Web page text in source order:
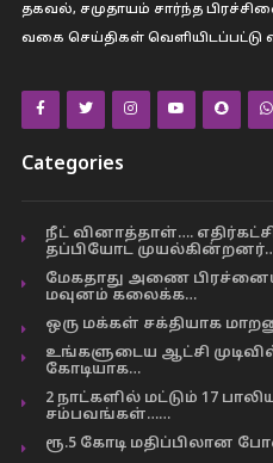
தகவல், சமுதாயம் சார்ந்த
வகை செய்திகள் வெளியிடப்பட்டு
Categories
நீட் வினாத்தாள்….
தப்பியோட
மேகதாது அணை
மவுனம் கலைக்க…
ஒரு மக்கள் சக்தியாக
உங்களுடைய ஆட்சி
கோடியாக…
2 நாட்களில் மட்டும் 17
சம்பவங்கள்……
ரூ.5 கோடி மதிப்பிலான